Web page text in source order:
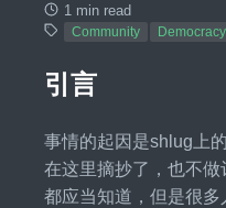
1 min read
Community Democracy
引言
事情的起因是shlug上
在这里摘抄了，也不
都应当知道，但是很多